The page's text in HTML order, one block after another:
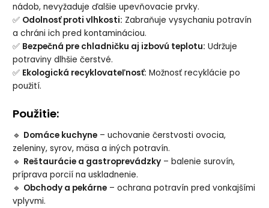
nádob, nevyžaduje ďalšie upevňovacie prvky.
✅ Odolnosť proti vlhkosti: Zabraňuje vysychaniu potravín
a chráni ich pred kontamináciou.
✅ Bezpečná pre chladničku aj izbovú teplotu: Udržuje
potraviny dlhšie čerstvé.
✅ Ekologická recyklovateľnosť: Možnosť recyklácie po
použití.
Použitie:
🔹 Domáce kuchyne – uchovanie čerstvosti ovocia,
zeleniny, syrov, mäsa a iných potravín.
🔹 Reštaurácie a gastroprevádzky – balenie surovín,
príprava porcií na uskladnenie.
🔹 Obchody a pekárne – ochrana potravín pred vonkajšími
vplyvmi.